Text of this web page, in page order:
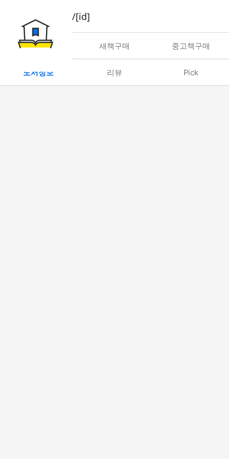
book/rent/[id]
대여 새책구매 중고책구매
도서정보 리뷰 Pick